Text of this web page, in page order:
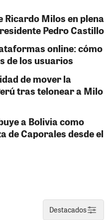
Ricardo Milos en plena
Pedro Castillo
online: cómo
de los usuarios
de mover la
tras telonear a Milo
a Bolivia como
de Caporales desde el
Destacados